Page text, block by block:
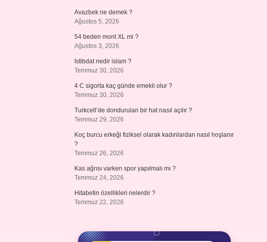
Avazbek ne demek ?
Ağustos 5, 2026
54 beden mont XL mi ?
Ağustos 3, 2026
Istibdat nedir islam ?
Temmuz 30, 2026
4 C sigorta kaç günde emekli olur ?
Temmuz 30, 2026
Turkcell’de dondurulan bir hat nasıl açılır ?
Temmuz 29, 2026
Koç burcu erkeği fiziksel olarak kadınlardan nasıl hoşlanır
?
Temmuz 26, 2026
Kas ağrısı varken spor yapılmalı mı ?
Temmuz 24, 2026
Hitabetin özellikleri nelerdir ?
Temmuz 22, 2026